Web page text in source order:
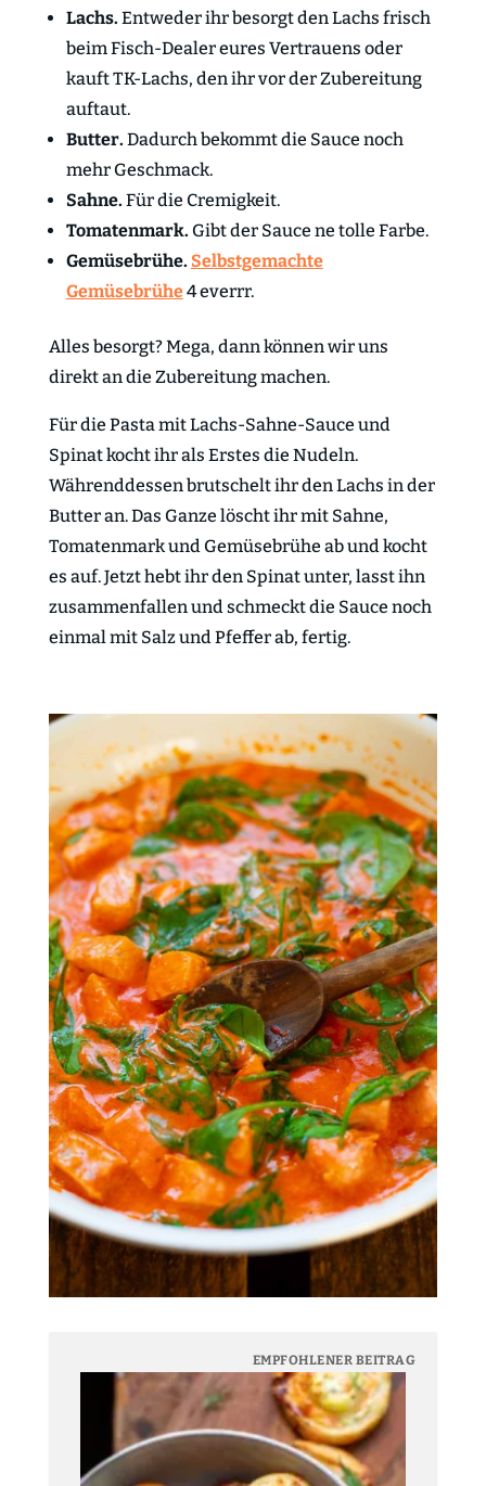
Lachs. Entweder ihr besorgt den Lachs frisch
beim Fisch-Dealer eures Vertrauens oder
kauft TK-Lachs, den ihr vor der Zubereitung
auftaut.
Butter. Dadurch bekommt die Sauce noch
mehr Geschmack.
Sahne. Für die Cremigkeit.
Tomatenmark. Gibt der Sauce ne tolle Farbe.
Gemüsebrühe. Selbstgemachte
Gemüsebrühe4 everrr.
Alles besorgt? Mega, dann können wir uns
direkt an die Zubereitung machen.
Für die Pasta mit Lachs-Sahne-Sauce und
Spinat kocht ihr als Erstes die Nudeln.
Währenddessen brutschelt ihr den Lachs in der
Butter an. Das Ganze löscht ihr mit Sahne,
Tomatenmark und Gemüsebrühe ab und kocht
es auf. Jetzt hebt ihr den Spinat unter, lasst ihn
zusammenfallen und schmeckt die Sauce noch
einmal mit Salz und Pfeffer ab, fertig.
EMPFOHLENER BEITRAG